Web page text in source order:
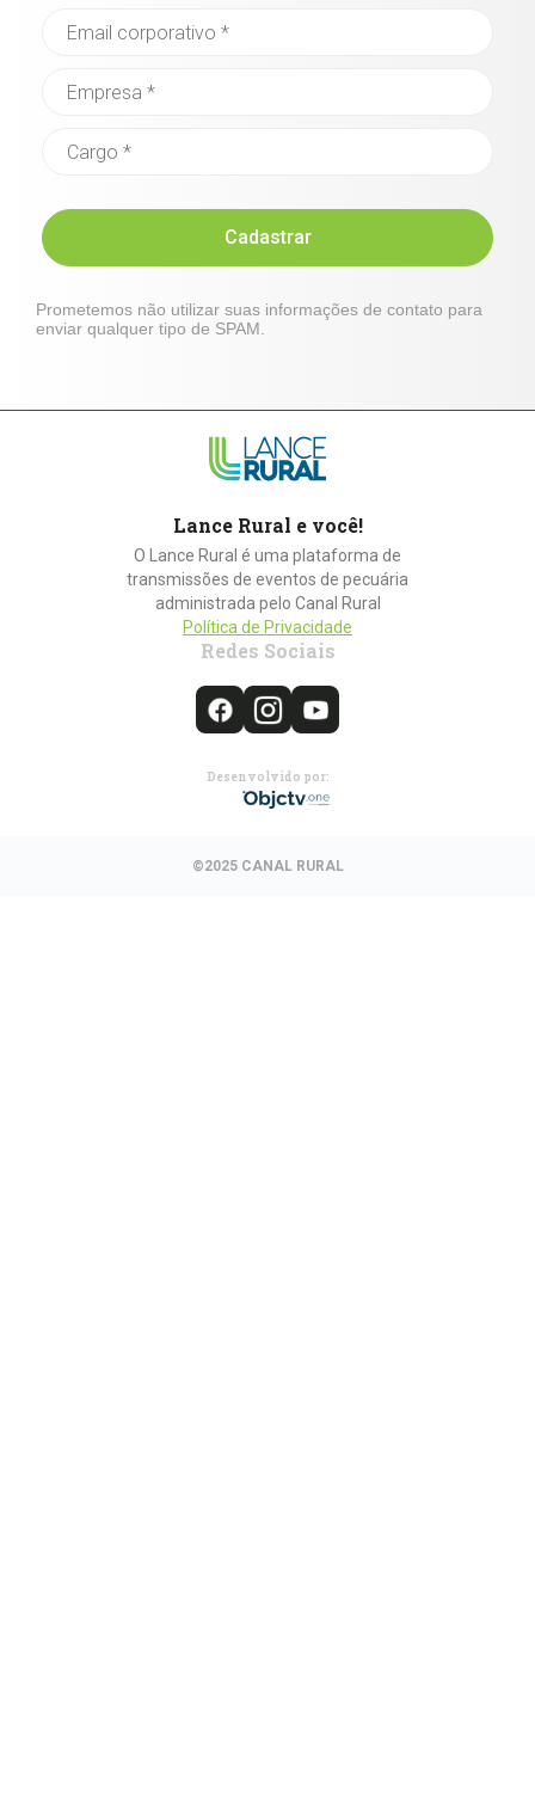
Cadastrar
Prometemos não utilizar suas informações de contato para
enviar qualquer tipo de SPAM.
Lance Rural e você!
O Lance Rural é uma plataforma de
transmissões de eventos de pecuária
administrada pelo Canal Rural
Política de Privacidade
Redes Sociais
Desenvolvido por:
©2025 CANAL RURAL